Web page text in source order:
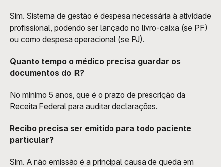
Sim. Sistema de gestão é despesa necessária à atividade
profissional, podendo ser lançado no livro-caixa (se PF)
ou como despesa operacional (se PJ).
Quanto tempo o médico precisa guardar os
documentos do IR?
No mínimo 5 anos, que é o prazo de prescrição da
Receita Federal para auditar declarações.
Recibo precisa ser emitido para todo paciente
particular?
Sim. A não emissão é a principal causa de queda em